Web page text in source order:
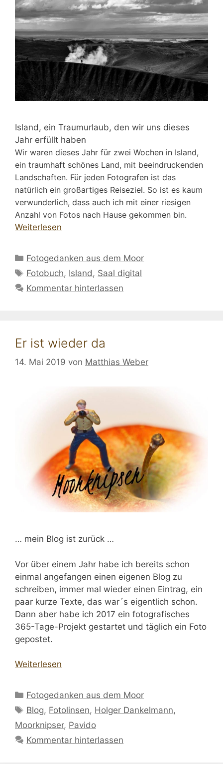
Island, ein Traumurlaub, den wir uns dieses
Jahr erfüllt haben
Wir waren dieses Jahr für zwei Wochen in Island,
ein traumhaft schönes Land, mit beeindruckenden
Landschaften. Für jeden Fotografen ist das
natürlich ein großartiges Reiseziel. So ist es kaum
verwunderlich, dass auch ich mit einer riesigen
Anzahl von Fotos nach Hause gekommen bin.
Weiterlesen
Kategorien
Fotogedanken aus dem Moor
Schlagwörter
Fotobuch, Island , Saal digital
Kommentar hinterlassen
Er ist wieder da
14. Mai 2019 von Matthias Weber
… mein Blog ist zurück …
Vor über einem Jahr habe ich bereits schon
einmal angefangen einen eigenen Blog zu
schreiben, immer mal wieder einen Eintrag, ein
paar kurze Texte, das war´s eigentlich schon.
Dann aber habe ich 2017 ein fotografisches
365-Tage-Projekt gestartet und täglich ein Foto
gepostet.
Weiterlesen
Kategorien
Fotogedanken aus dem Moor
Schlagwörter
Blog, Fotolinsen, Holger Dankelmann,
Moorknipser, Pavido
Kommentar hinterlassen